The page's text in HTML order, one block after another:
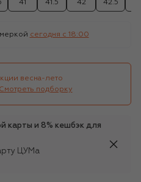
41 41.5 42 42.5
сегодня c 18:00
весна-лето
Смотреть подборку
карты и 8% кешбэк для
ЦУМа